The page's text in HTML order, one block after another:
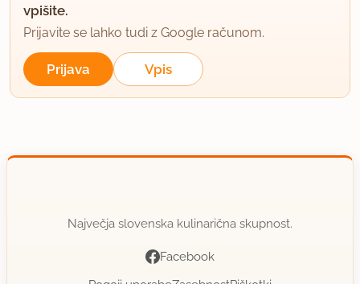
vpišite.
Prijavite se lahko tudi z Google računom.
Prijava Vpis
Največja slovenska kulinarična skupnost.
Facebook